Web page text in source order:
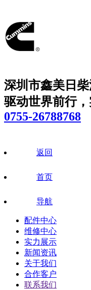
深圳市鑫美日
驱动世界前行
0755-26788768
返回
首页
导航
配件中心
维修中心
实力展示
新闻资讯
关于我们
合作客户
联系我们